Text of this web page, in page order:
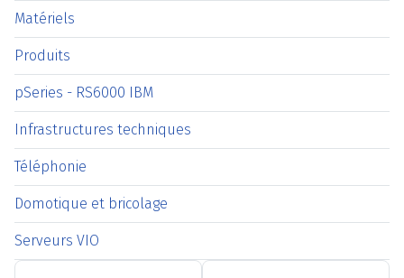
Matériels
Produits
pSeries - RS6000 IBM
Infrastructures techniques
Téléphonie
Domotique et bricolage
Serveurs VIO